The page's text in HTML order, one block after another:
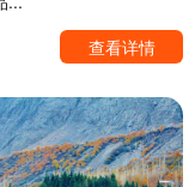
查看详情